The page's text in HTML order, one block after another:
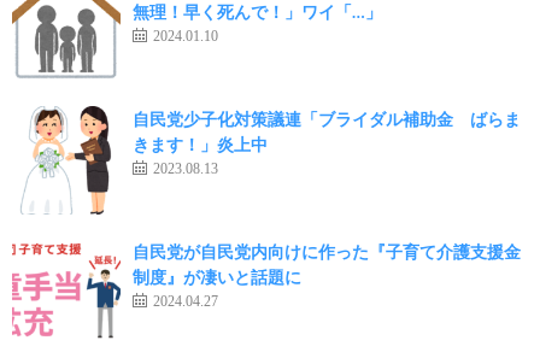
無理！早く死んで！」ワイ「…」
2024.01.10
自民党少子化対策議連「ブライダル補助金 ばらま
きます！」炎上中
2023.08.13
自民党が自民党内向けに作った『子育て介護支援金
制度』が凄いと話題に
2024.04.27